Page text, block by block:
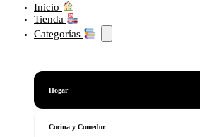
Inicio
Tienda
Categorías
Hogar
Cocina y Comedor